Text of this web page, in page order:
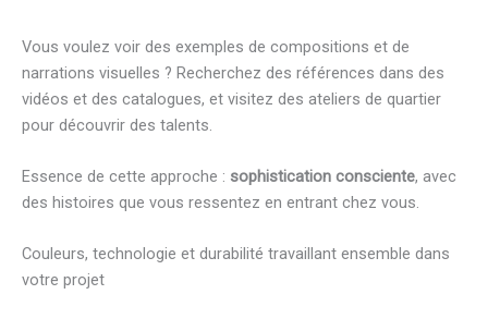
Vous voulez voir des exemples de compositions et de
narrations visuelles ? Recherchez des références dans des
vidéos et des catalogues, et visitez des ateliers de quartier
pour découvrir des talents.
Essence de cette approche : sophistication consciente, avec
des histoires que vous ressentez en entrant chez vous.
Couleurs, technologie et durabilité travaillant ensemble dans
votre projet